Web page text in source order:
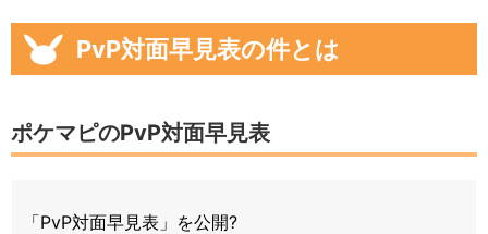
PvP対面早見表の件とは
ポケマピのPvP対面早見表
「PvP対面早見表」を公開?